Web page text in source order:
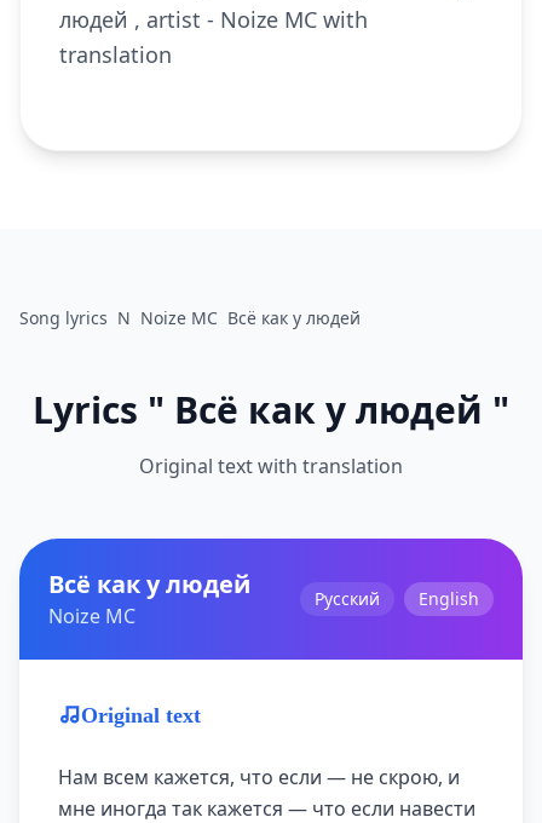
людей , artist - Noize MC with
translation
Song lyrics N Noize MC Всё как у людей
Lyrics " Всё как у людей "
Original text with translation
Всё как у людей
Noize MC
Русский English
Original text
Нам всем кажется, что если — не скрою, и
мне иногда так кажется — что если навести